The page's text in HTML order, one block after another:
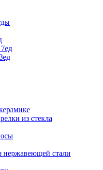
из стекла
нержавеющей стали